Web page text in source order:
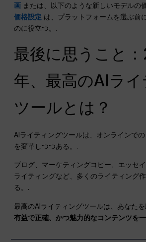
画 または、以下のような新しいモデルの
価格設定 は、プラットフォームを選ぶ前
のに役立つ。.
最後に思うこと
年、最高のAIラ
ツールとは？
AIライティングツールは、オンラインで
を変革しつつある。.
ブログ、マーケティングコピー、エッセ
ライティングなど、多くのライティング
る。.
最高のAIライティングツールは、あなたを
有益で正確、かつ魅力的なコンテンツを